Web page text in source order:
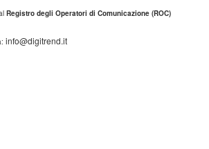
Registro degli Operatori di Comunicazione (ROC)
info@digitrend.it